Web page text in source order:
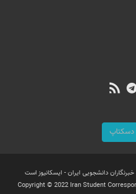
دانشجویی ایران - ایسکانیوز است
Copyright © 2022 Iran Student